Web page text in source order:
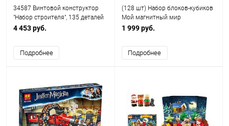
34587 Винтовой конструктор
"Набор строителя", 135 деталей
4 453 руб.
Подробнее
(128 шт) Набор блоков-кубиков
Мой магнитный мир
(майнкрафт магнитный
1 999 руб.
Подробнее